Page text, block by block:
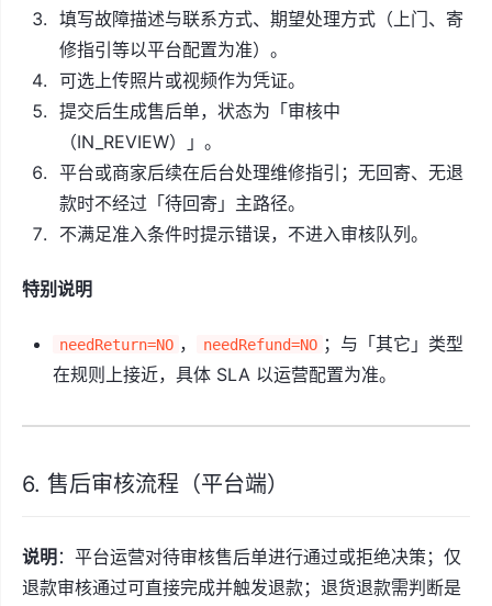
填写故障描述与联系方式、期望处理方式（上门、寄
修指引等以平台配置为准）。
可选上传照片或视频作为凭证。
提交后生成售后单，状态为「审核中
（IN_REVIEW）」。
平台或商家后续在后台处理维修指引；无回寄、无退
款时不经过「待回寄」主路径。
不满足准入条件时提示错误，不进入审核队列。
特别说明
needReturn=NO ， needRefund=NO ；与「其它」类型
在规则上接近，具体 SLA 以运营配置为准。
6. 售后审核流程（平台端）
说明 ：平台运营对待审核售后单进行通过或拒绝决策；仅
退款审核通过可直接完成并触发退款；退货退款需判断是